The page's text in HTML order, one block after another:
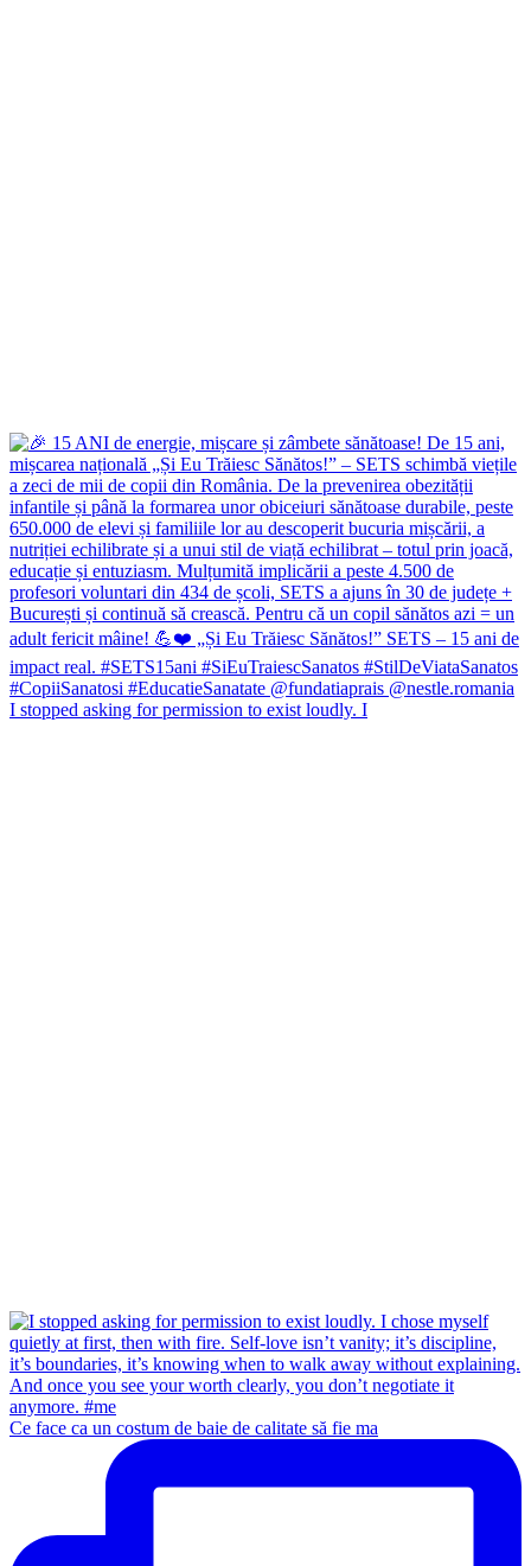
I stopped asking for permission to exist loudly. I
Ce face ca un costum de baie de calitate să fie ma